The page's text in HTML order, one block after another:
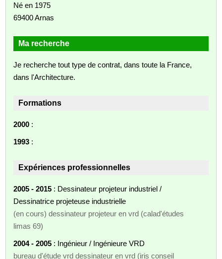
Né en 1975
69400 Arnas
Ma recherche
Je recherche tout type de contrat, dans toute la France,
dans l'Architecture.
Formations
2000 :
1993 :
Expériences professionnelles
2005 - 2015 : Dessinateur projeteur industriel /
Dessinatrice projeteuse industrielle
(en cours) dessinateur projeteur en vrd (calad'études
limas 69)
2004 - 2005 : Ingénieur / Ingénieure VRD
bureau d'étude vrd dessinateur en vrd (iris conseil